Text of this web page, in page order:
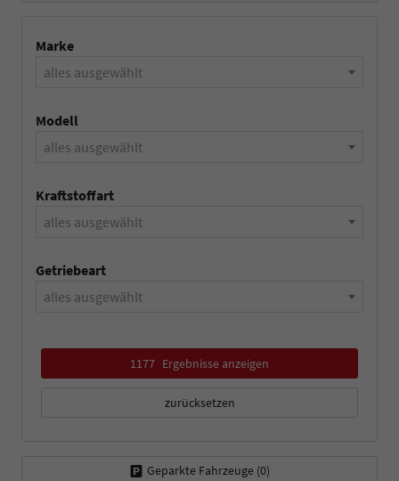
Marke
alles ausgewählt
Modell
alles ausgewählt
Kraftstoffart
alles ausgewählt
Getriebeart
alles ausgewählt
1177 Ergebnisse anzeigen
zurücksetzen
Geparkte Fahrzeuge (0)